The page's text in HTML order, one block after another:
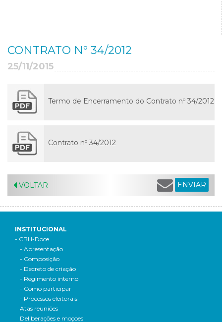
CONTRATO Nº 34/2012
25/11/2015
Termo de Encerramento do Contrato nº 34/2012
Contrato nº 34/2012
VOLTAR ENVIAR
INSTITUCIONAL
- CBH-Doce
- Apresentação
- Composição
- Decreto de criação
- Regimento interno
- Como participar
- Processos eleitorais
Atas reuniões
Deliberações e moçoes